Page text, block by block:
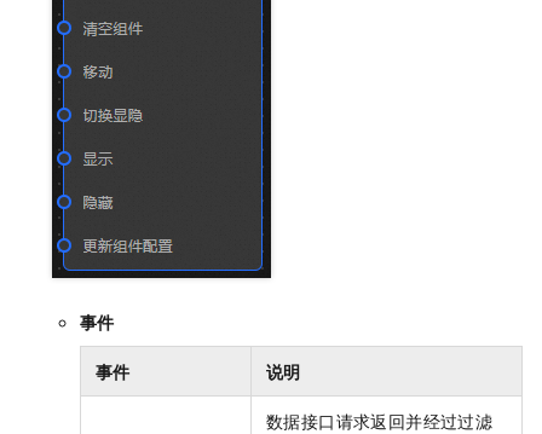
事件
事件 说明
数据接口请求返回并经过过滤